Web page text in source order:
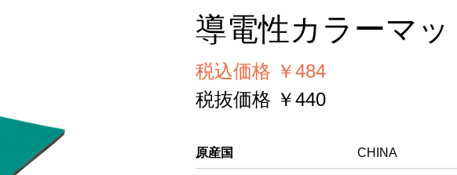
導電性カラーマッ
税込価格 ￥484
税抜価格 ￥440
原産国 CHINA